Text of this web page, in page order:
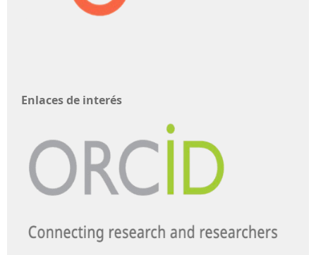
Enlaces de interés